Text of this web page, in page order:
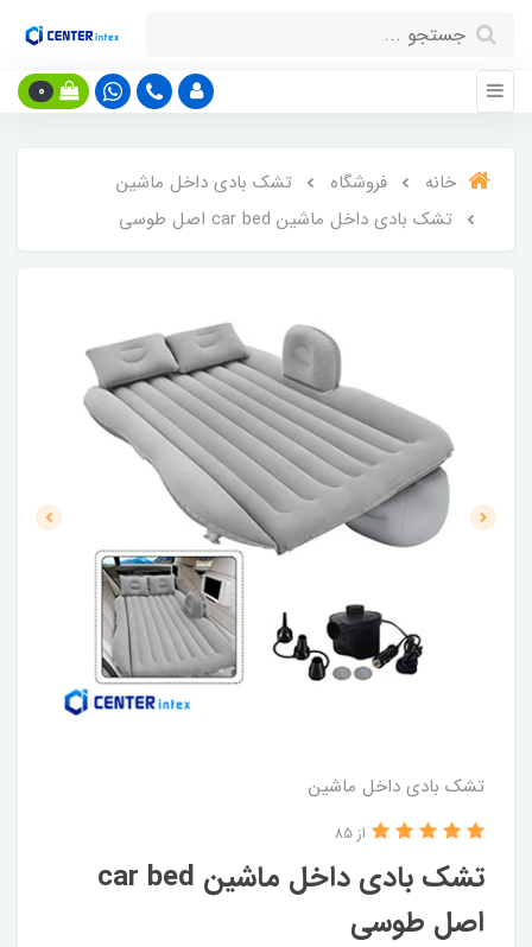
0
خانه فروشگاه
تشک بادی داخل ماشین
تشک بادی داخل ماشین car bed اصل طوسی
تشک بادی داخل ماشین
تشک بادی داخل ماشین car bed
اصل طوسی
از 85